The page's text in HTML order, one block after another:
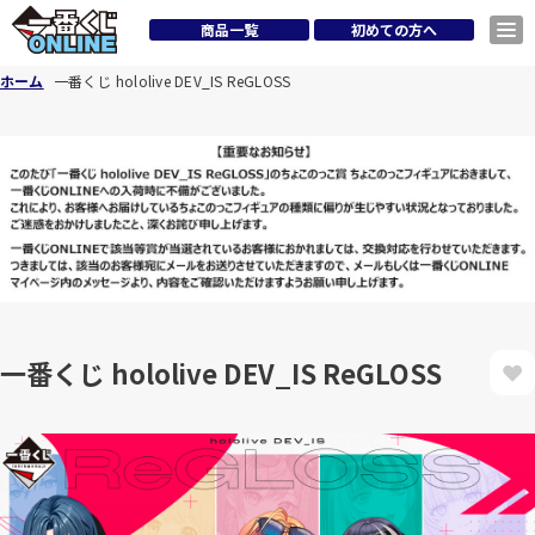
商品一覧 初めての方へ
ホーム 一番くじ hololive DEV_IS ReGLOSS
一番くじ hololive DEV_IS ReGLOSS